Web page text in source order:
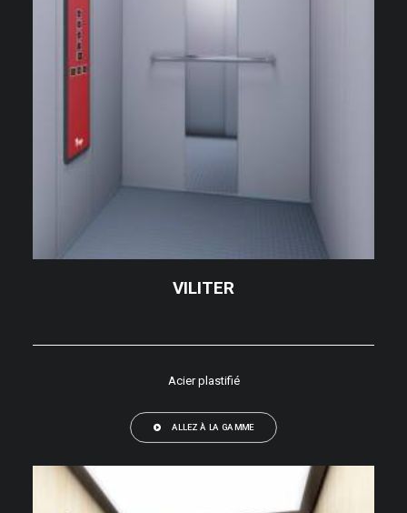
VILITER
Acier plastifié
ALLEZ À LA GAMME